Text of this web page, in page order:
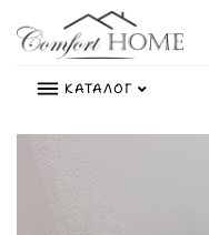
КАТАЛОГ